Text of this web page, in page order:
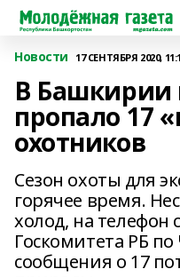
Новости 17 СЕНТЯБРЯ 2020,
В Башкирии
пропало 17
охотников
Сезон охоты для
горячее время.
холод, на телефон
Госкомитета РБ
сообщения о 17